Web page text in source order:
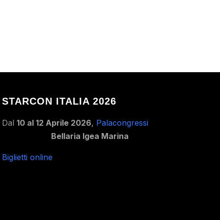
STARCON ITALIA 2026
Dal 10 al 12 Aprile 2026, Palacongressi
Bellaria Igea Marina
Biglietti online